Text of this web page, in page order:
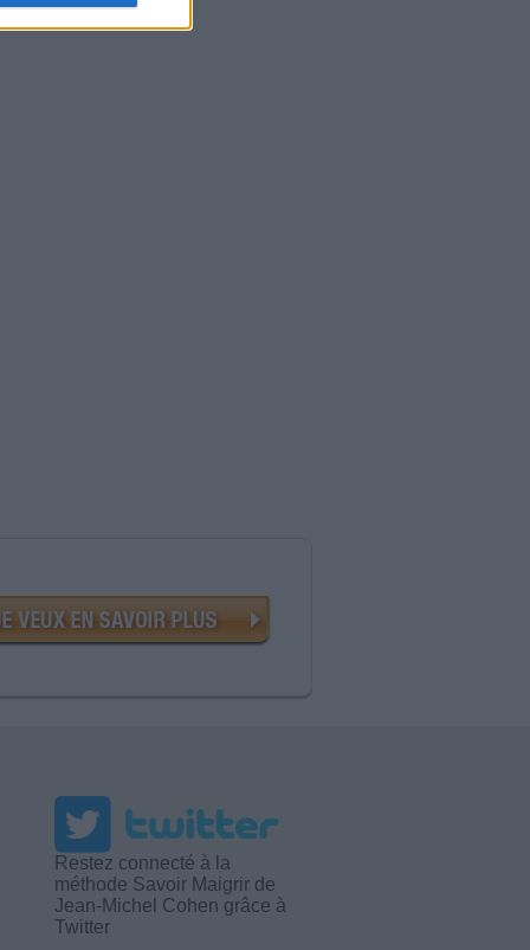
Restez connecté à la
méthode Savoir Maigrir de
Jean-Michel Cohen grâce à
Twitter